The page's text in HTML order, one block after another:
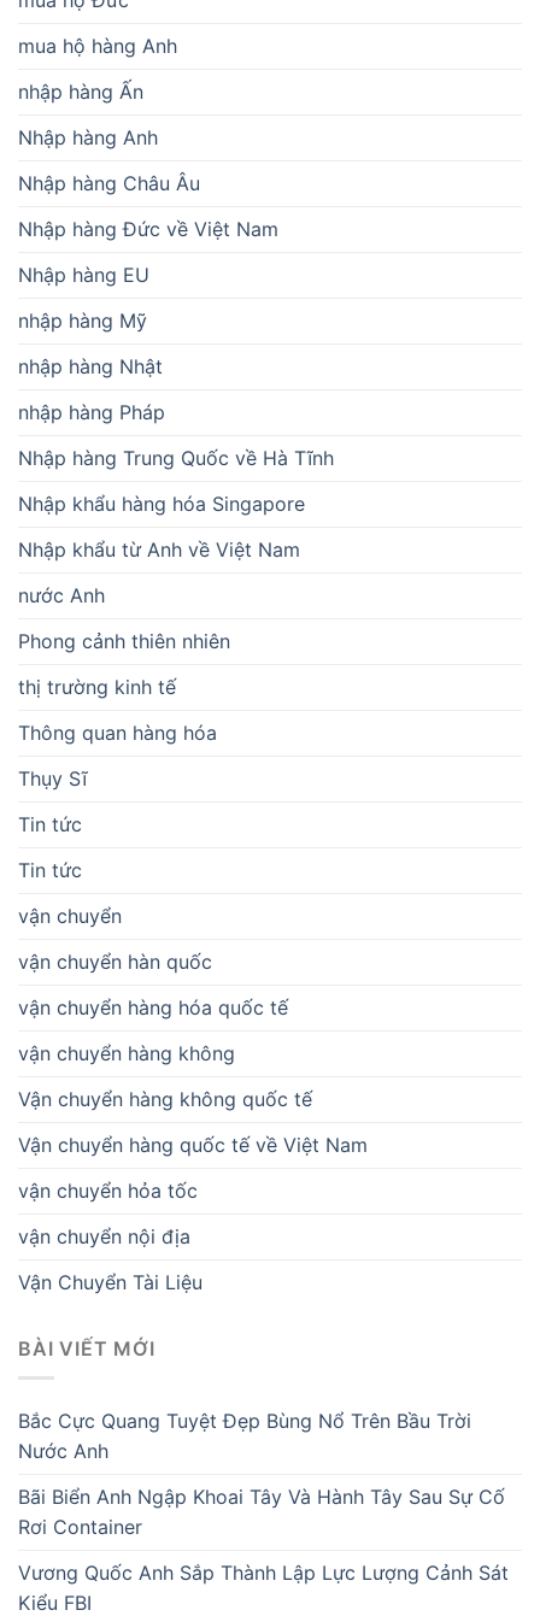
mua hộ hàng Anh
nhập hàng Ấn
Nhập hàng Anh
Nhập hàng Châu Âu
Nhập hàng Đức về Việt Nam
Nhập hàng EU
nhập hàng Mỹ
nhập hàng Nhật
nhập hàng Pháp
Nhập hàng Trung Quốc về Hà Tĩnh
Nhập khẩu hàng hóa Singapore
Nhập khẩu từ Anh về Việt Nam
nước Anh
Phong cảnh thiên nhiên
thị trường kinh tế
Thông quan hàng hóa
Thụy Sĩ
Tin tức
Tin tức
vận chuyển
vận chuyển hàn quốc
vận chuyển hàng hóa quốc tế
vận chuyển hàng không
Vận chuyển hàng không quốc tế
Vận chuyển hàng quốc tế về Việt Nam
vận chuyển hỏa tốc
vận chuyển nội địa
Vận Chuyển Tài Liệu
BÀI VIẾT MỚI
Bắc Cực Quang Tuyệt Đẹp Bùng Nổ Trên Bầu Trời
Nước Anh
Bãi Biển Anh Ngập Khoai Tây Và Hành Tây Sau Sự Cố
Rơi Container
Vương Quốc Anh Sắp Thành Lập Lực Lượng Cảnh Sát
Kiểu FBI